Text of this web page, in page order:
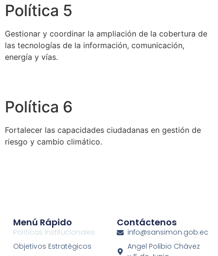
Política 5
Gestionar y coordinar la ampliación de la cobertura de
las tecnologías de la información, comunicación,
energía y vías.
Política 6
Fortalecer las capacidades ciudadanas en gestión de
riesgo y cambio climático.
Menú Rápido
Políticas Institucionales
Objetivos Estratégicos
Contáctenos
info@sansimon.gob.ec
Angel Polibio Chávez